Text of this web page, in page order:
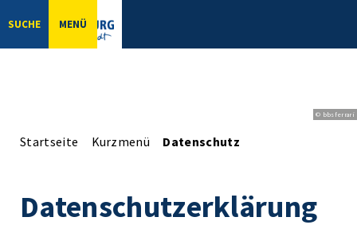
SUCHE MENÜ
© bbsferrari
Startseite Kurzmenü Datenschutz
Datenschutzerklärung